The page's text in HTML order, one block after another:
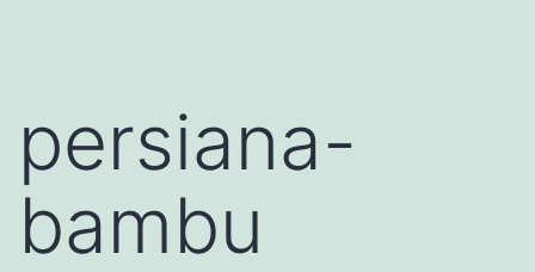
persiana-
bambu